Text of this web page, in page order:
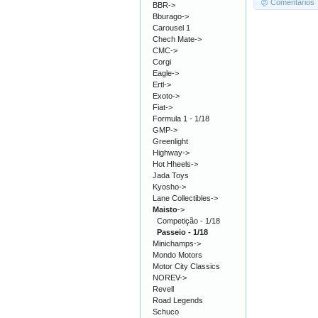
Comentários
BBR->
Bburago->
Carousel 1
Chech Mate->
CMC->
Corgi
Eagle->
Ertl->
Exoto->
Fiat->
Formula 1 - 1/18
GMP->
Greenlight
Highway->
Hot Hheels->
Jada Toys
Kyosho->
Lane Collectibles->
Maisto->
Competição - 1/18
Passeio - 1/18
Minichamps->
Mondo Motors
Motor City Classics
NOREV->
Revell
Road Legends
Schuco